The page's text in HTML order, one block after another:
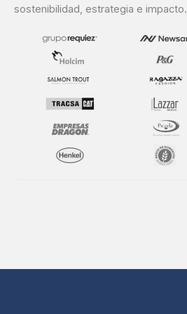
sostenibilidad, estrategia e impacto.